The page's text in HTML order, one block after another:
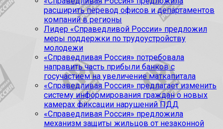
расширить перевод офисов и департаментов
компаний в регионы
Лидер «Справедливой России» предложил
меры поддержки по трудоустройству
молодежи
«Справедливая Россия» потребовала
направить часть прибыли банков с
госучастием на увеличение маткапитала
«Справедливая Россия» предлагает изменить
систему информирования граждан о новых
камерах фиксации нарушений ПДД
«Справедливая Россия» предложила
механизм защиты жильцов от незаконной